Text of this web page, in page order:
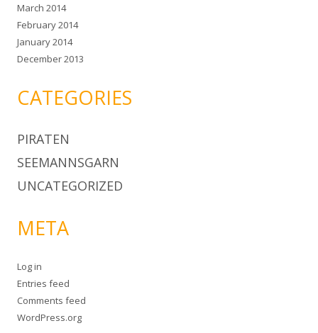
March 2014
February 2014
January 2014
December 2013
CATEGORIES
PIRATEN
SEEMANNSGARN
UNCATEGORIZED
META
Log in
Entries feed
Comments feed
WordPress.org